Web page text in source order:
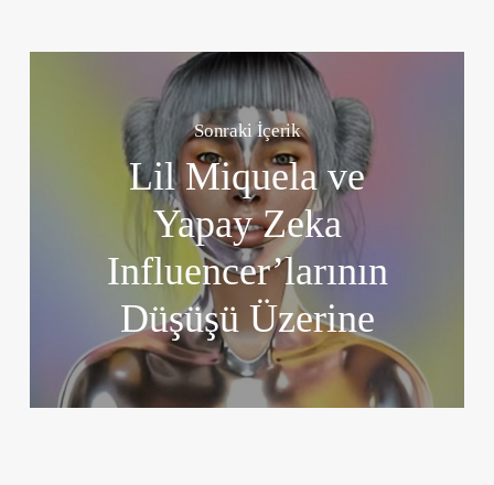
Sonraki İçerik
Lil Miquela ve
Yapay Zeka
Influencer’larının
Düşüşü Üzerine